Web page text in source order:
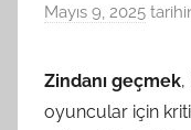
Mayıs 9, 2025
Zindanı geçmek,
oyuncular için